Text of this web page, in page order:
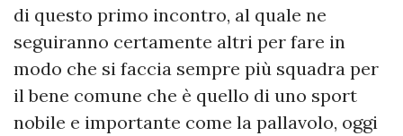
di questo primo incontro, al quale ne
seguiranno certamente altri per fare in
modo che si faccia sempre più squadra per
il bene comune che è quello di uno sport
nobile e importante come la pallavolo, oggi